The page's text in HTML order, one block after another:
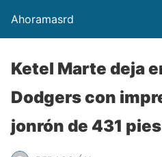
Ahoramasrd
Ketel Marte deja
Dodgers con
jonrón de 431 pies